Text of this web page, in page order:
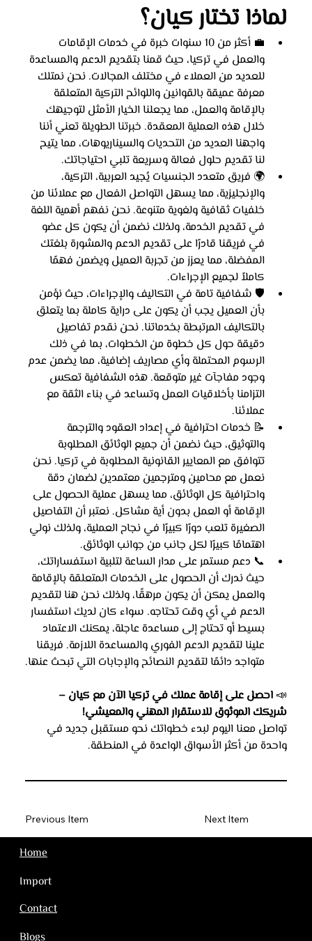
لماذا تختار كيان؟
💼 أكثر من 10 سنوات خبرة في خدمات الإقامات
والعمل في تركيا، حيث قمنا بتقديم الدعم والمساعدة
للعديد من العملاء في مختلف المجالات. نحن نمتلك
معرفة عميقة بالقوانين واللوائح التركية المتعلقة
بالإقامة والعمل، مما يجعلنا الخيار الأمثل لتوجيهك
خلال هذه العملية المعقدة. خبرتنا الطويلة تعني أننا
واجهنا العديد من التحديات والسيناريوهات، مما يتيح
لنا تقديم حلول فعالة وسريعة تلبي احتياجاتك.
🌍 فريق متعدد الجنسيات يُجيد العربية، التركية،
والإنجليزية، مما يسهل التواصل الفعال مع عملائنا من
خلفيات ثقافية ولغوية متنوعة. نحن نفهم أهمية اللغة
في تقديم الخدمة، ولذلك نضمن أن يكون كل عضو
في فريقنا قادرًا على تقديم الدعم والمشورة بلغتك
المفضلة، مما يعزز من تجربة العميل ويضمن فهمًا
كاملاً لجميع الإجراءات.
🛡️ شفافية تامة في التكاليف والإجراءات، حيث نؤمن
بأن العميل يجب أن يكون على دراية كاملة بما يتعلق
بالتكاليف المرتبطة بخدماتنا. نحن نقدم تفاصيل
دقيقة حول كل خطوة من الخطوات، بما في ذلك
الرسوم المحتملة وأي مصاريف إضافية، مما يضمن عدم
وجود مفاجآت غير متوقعة. هذه الشفافية تعكس
التزامنا بأخلاقيات العمل وتساعد في بناء الثقة مع
عملائنا.
📝 خدمات احترافية في إعداد العقود والترجمة
والتوثيق، حيث نضمن أن جميع الوثائق المطلوبة
تتوافق مع المعايير القانونية المطلوبة في تركيا. نحن
نعمل مع محامين ومترجمين معتمدين لضمان دقة
واحترافية كل الوثائق، مما يسهل عملية الحصول على
الإقامة أو العمل بدون أية مشاكل. نعتبر أن التفاصيل
الصغيرة تلعب دورًا كبيرًا في نجاح العملية، ولذلك نولي
اهتمامًا كبيرًا لكل جانب من جوانب الوثائق.
📞 دعم مستمر على مدار الساعة لتلبية استفساراتك،
حيث ندرك أن الحصول على الخدمات المتعلقة بالإقامة
والعمل يمكن أن يكون مرهقًا، ولذلك نحن هنا لتقديم
الدعم في أي وقت تحتاجه. سواء كان لديك استفسار
بسيط أو تحتاج إلى مساعدة عاجلة، يمكنك الاعتماد
علينا لتقديم الدعم الفوري والمساعدة اللازمة. فريقنا
متواجد دائمًا لتقديم النصائح والإجابات التي تبحث عنها.
📣 احصل على إقامة عملك في تركيا الآن مع كيان –
شريكك الموثوق للاستقرار المهني والمعيشي!
تواصل معنا اليوم لبدء خطواتك نحو مستقبل جديد في
واحدة من أكثر الأسواق الواعدة في المنطقة.
Next Item
Previous Item
Home
Import
Contact